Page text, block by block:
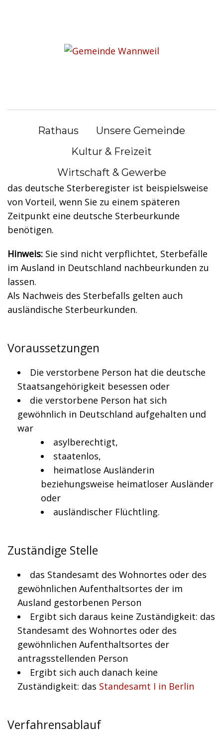
Rathaus
Unsere Gemeinde
Kultur & Freizeit
Wirtschaft & Gewerbe
Sterbefall im Ausland - Aufnahme in
das deutsche Sterberegister
beantragen
Die Aufnahme eines ausländischen Sterbefalls in
das deutsche Sterberegister ist beispielsweise
von Vorteil, wenn Sie zu einem späteren
Zeitpunkt eine deutsche Sterbeurkunde
benötigen.
Hinweis: Sie sind nicht verpflichtet, Sterbefälle
im Ausland in Deutschland nachbeurkunden zu
lassen.
Als Nachweis des Sterbefalls gelten auch
ausländische Sterbeurkunden.
Voraussetzungen
Die verstorbene Person hat die deutsche
Staatsangehörigkeit besessen oder
die verstorbene Person hat sich
gewöhnlich in Deutschland aufgehalten und
war
asylberechtigt,
staatenlos,
heimatlose Ausländerin
beziehungsweise heimatloser Ausländer
oder
ausländischer Flüchtling.
Zuständige Stelle
das Standesamt des Wohnortes oder des
gewöhnlichen Aufenthaltsortes der im
Ausland gestorbenen Person
Ergibt sich daraus keine Zuständigkeit: das
Standesamt des Wohnortes oder des
gewöhnlichen Aufenthaltsortes der
antragsstellenden Person
Ergibt sich auch danach keine
Zuständigkeit: das Standesamt I in Berlin
Verfahrensablauf